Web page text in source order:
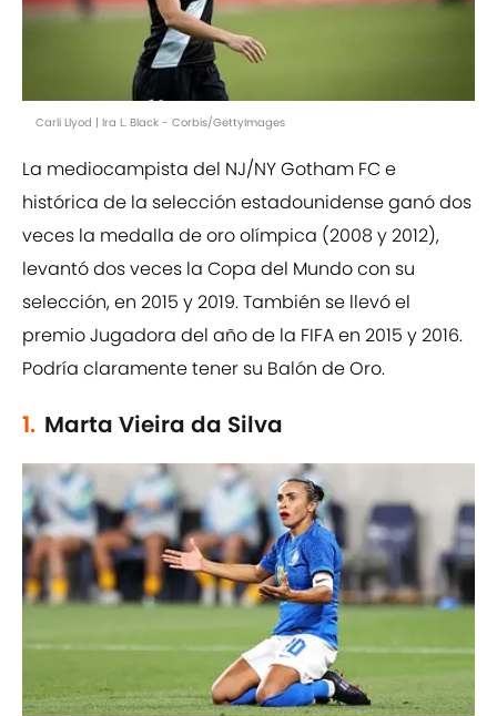
Carli Llyod | Ira L. Black - Corbis/GettyImages
La mediocampista del NJ/NY Gotham FC e
histórica de la selección estadounidense ganó dos
veces la medalla de oro olímpica (2008 y 2012),
levantó dos veces la Copa del Mundo con su
selección, en 2015 y 2019. También se llevó el
premio Jugadora del año de la FIFA en 2015 y 2016.
Podría claramente tener su Balón de Oro.
1. Marta Vieira da Silva